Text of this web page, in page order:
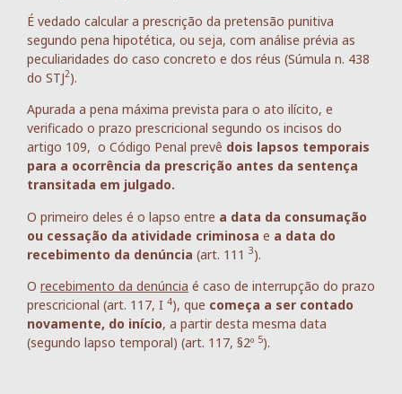
É vedado calcular a prescrição da pretensão punitiva
segundo pena hipotética, ou seja, com análise prévia as
peculiaridades do caso concreto e dos réus (Súmula n. 438
do STJ2).
Apurada a pena máxima prevista para o ato ilícito, e
verificado o prazo prescricional segundo os incisos do
artigo 109, o Código Penal prevê dois lapsos temporais
para a ocorrência da prescrição antes da sentença
transitada em julgado.
O primeiro deles é o lapso entre a data da consumação
ou cessação da atividade criminosa e a data do
recebimento da denúncia (art. 111 3).
O recebimento da denúncia é caso de interrupção do prazo
prescricional (art. 117, I 4), que começa a ser contado
novamente, do início, a partir desta mesma data
(segundo lapso temporal) (art. 117, §2º 5).